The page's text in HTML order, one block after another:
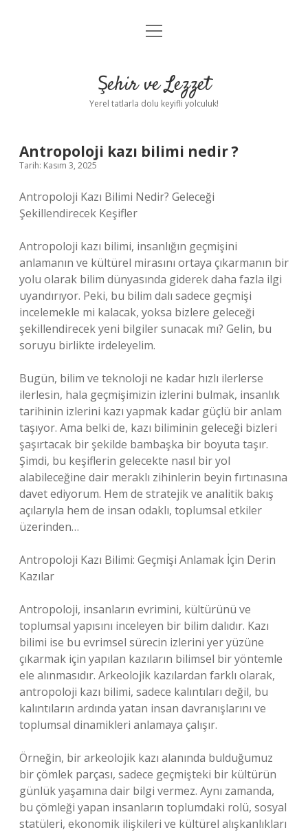
Anasayfa
Yasal Uyarı
menüyü
Şehir ve Lezzet
Yerel tatlarla dolu keyifli yolculuk!
Antropoloji kazı bilimi nedir ?
Tarih: Kasım 3, 2025
Antropoloji Kazı Bilimi Nedir? Geleceği
Şekillendirecek Keşifler
Antropoloji kazı bilimi, insanlığın geçmişini
anlamanın ve kültürel mirasını ortaya çıkarmanın bir
yolu olarak bilim dünyasında giderek daha fazla ilgi
uyandırıyor. Peki, bu bilim dalı sadece geçmişi
incelemekle mi kalacak, yoksa bizlere geleceği
şekillendirecek yeni bilgiler sunacak mı? Gelin, bu
soruyu birlikte irdeleyelim.
Bugün, bilim ve teknoloji ne kadar hızlı ilerlerse
ilerlesin, hala geçmişimizin izlerini bulmak, insanlık
tarihinin izlerini kazı yapmak kadar güçlü bir anlam
taşıyor. Ama belki de, kazı biliminin geleceği bizleri
şaşırtacak bir şekilde bambaşka bir boyuta taşır.
Şimdi, bu keşiflerin gelecekte nasıl bir yol
alabileceğine dair meraklı zihinlerin beyin fırtınasına
davet ediyorum. Hem de stratejik ve analitik bakış
açılarıyla hem de insan odaklı, toplumsal etkiler
üzerinden…
Antropoloji Kazı Bilimi: Geçmişi Anlamak İçin Derin
Kazılar
Antropoloji, insanların evrimini, kültürünü ve
toplumsal yapısını inceleyen bir bilim dalıdır. Kazı
bilimi ise bu evrimsel sürecin izlerini yer yüzüne
çıkarmak için yapılan kazıların bilimsel bir yöntemle
ele alınmasıdır. Arkeolojik kazılardan farklı olarak,
antropoloji kazı bilimi, sadece kalıntıları değil, bu
kalıntıların ardında yatan insan davranışlarını ve
toplumsal dinamikleri anlamaya çalışır.
Örneğin, bir arkeolojik kazı alanında bulduğumuz
bir çömlek parçası, sadece geçmişteki bir kültürün
günlük yaşamına dair bilgi vermez. Aynı zamanda,
bu çömleği yapan insanların toplumdaki rolü, sosyal
statüleri, ekonomik ilişkileri ve kültürel alışkanlıkları